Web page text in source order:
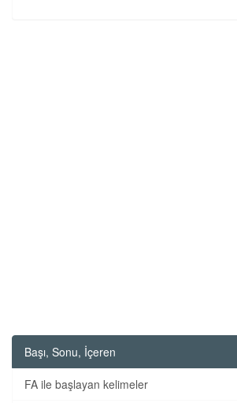
Başı, Sonu, İçeren
FA ile başlayan kelimeler